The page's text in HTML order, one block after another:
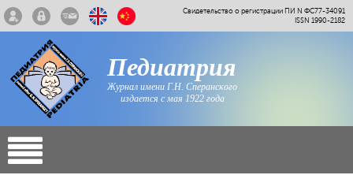
Свидетельство о регистрации ПИ N ФС77-34091
ISSN 1990-2182
Педиатрия
Журнал имени Г.Н. Сперанского
издается с мая 1922 года